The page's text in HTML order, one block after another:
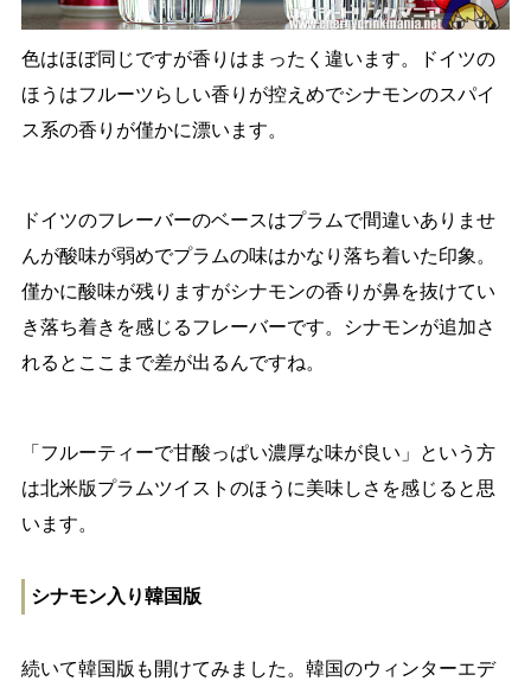
色はほぼ同じですが香りはまったく違います。ドイツの
ほうはフルーツらしい香りが控えめでシナモンのスパイ
ス系の香りが僅かに漂います。
ドイツのフレーバーのベースはプラムで間違いありませ
んが酸味が弱めでプラムの味はかなり落ち着いた印象。
僅かに酸味が残りますがシナモンの香りが鼻を抜けてい
き落ち着きを感じるフレーバーです。シナモンが追加さ
れるとここまで差が出るんですね。
「フルーティーで甘酸っぱい濃厚な味が良い」という方
は北米版プラムツイストのほうに美味しさを感じると思
います。
シナモン入り韓国版
続いて韓国版も開けてみました。韓国のウィンターエデ